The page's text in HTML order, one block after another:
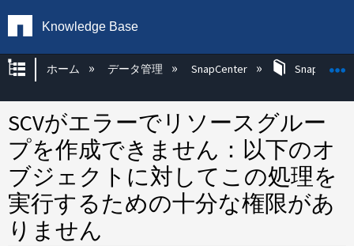
Knowledge Base
グローバル階層を展開/折りたたむ
ホーム データ管理 SnapCenter SnapCenter
SCVがエラーでリソースグルー
プを作成できません：以下のオ
ブジェクトに対してこの処理を
実行するための十分な権限があ
りません